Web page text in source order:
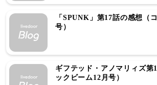
「SPUNK」第17話の感想（
号）
ギフテッド・アノマリィズ第
ックビーム12月号）